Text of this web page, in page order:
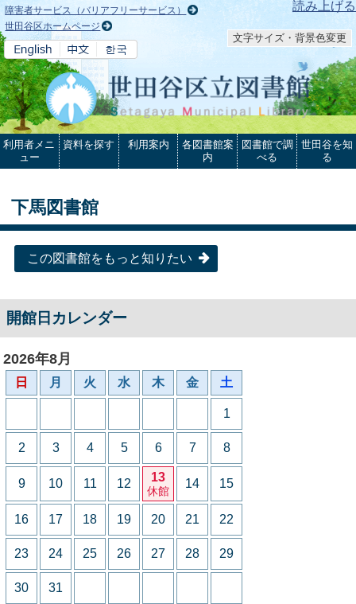
本文へ 読み上げる
障害者サービス（バリアフリーサービス）
世田谷区ホームページ
文字サイズ・背景色変更
利用者メニ
ュー
資料を探す 利用案内
各図書館案
内
図書館で調
べる
世田谷を知
る
下馬図書館
この図書館をもっと知りたい
開館日カレンダー
2026年8月
日 月 火 水 木 金 土
1
2 3 4 5 6 7 8
9 10 11 12 13
休館
14 15
16 17 18 19 20 21 22
23 24 25 26 27 28 29
30 31